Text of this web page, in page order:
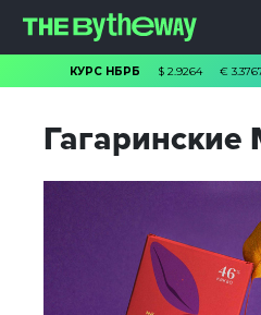
КУРС НБРБ $ 2.9264 €